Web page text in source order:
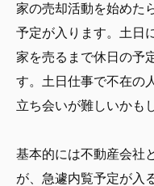
家の売却活動を始めた
予定が入ります。土日
家を売るまで休日の予
す。土日仕事で不在の
立ち会いが難しいかも
基本的には不動産会社
が、急遽内覧予定が入